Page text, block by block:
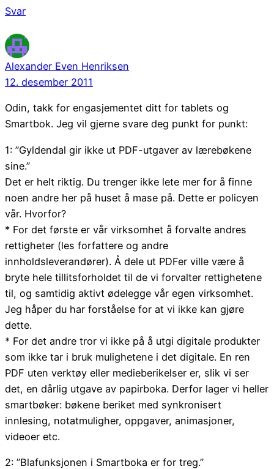
Svar
Alexander Even Henriksen
12. desember 2011
Odin, takk for engasjementet ditt for tablets og
Smartbok. Jeg vil gjerne svare deg punkt for punkt:
1: ”Gyldendal gir ikke ut PDF-utgaver av lærebøkene
sine.”
Det er helt riktig. Du trenger ikke lete mer for å finne
noen andre her på huset å mase på. Dette er policyen
vår. Hvorfor?
* For det første er vår virksomhet å forvalte andres
rettigheter (les forfattere og andre
innholdsleverandører). Å dele ut PDFer ville være å
bryte hele tillitsforholdet til de vi forvalter rettighetene
til, og samtidig aktivt ødelegge vår egen virksomhet.
Jeg håper du har forståelse for at vi ikke kan gjøre
dette.
* For det andre tror vi ikke på å utgi digitale produkter
som ikke tar i bruk mulighetene i det digitale. En ren
PDF uten verktøy eller medieberikelser er, slik vi ser
det, en dårlig utgave av papirboka. Derfor lager vi heller
smartbøker: bøkene beriket med synkronisert
innlesing, notatmuligher, oppgaver, animasjoner,
videoer etc.
2: ”Blafunksjonen i Smartboka er for treg.”